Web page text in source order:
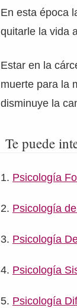
En esta época
quitarle la vida
Estar en la
muerte para la
disminuye la
Te puede
Psicología
Psicología
Psicología
Psicología
Psicología